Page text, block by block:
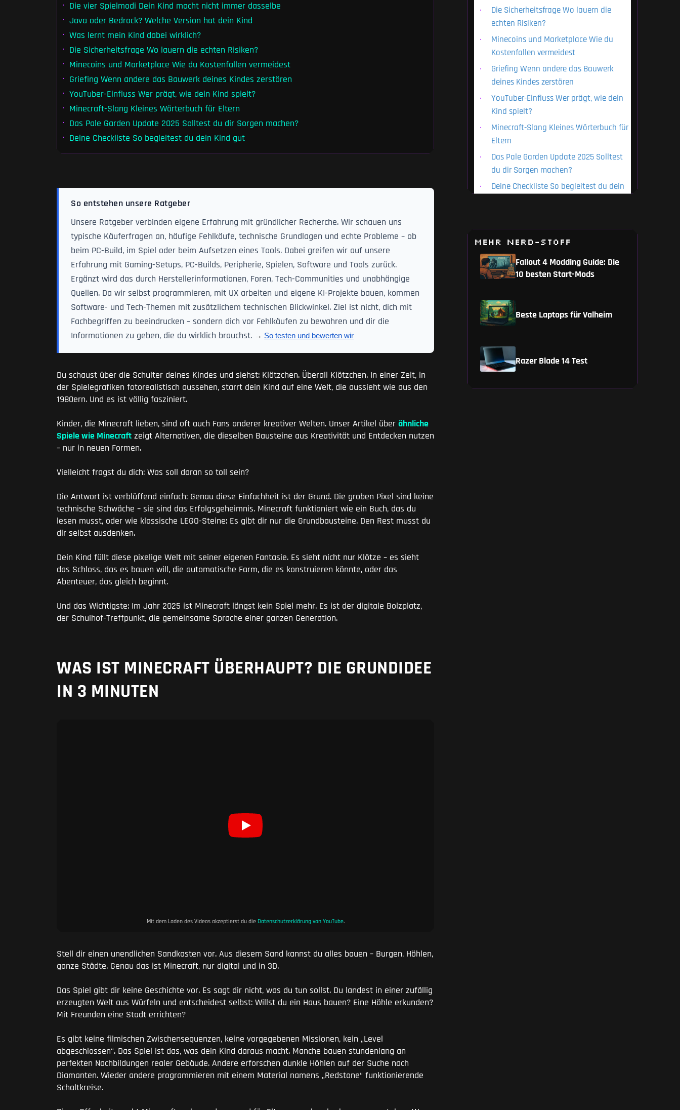
Die vier Spielmodi Dein Kind macht nicht immer dasselbe
Java oder Bedrock? Welche Version hat dein Kind
Was lernt mein Kind dabei wirklich?
Die Sicherheitsfrage Wo lauern die echten Risiken?
Minecoins und Marketplace Wie du Kostenfallen vermeidest
Griefing Wenn andere das Bauwerk deines Kindes zerstören
YouTuber-Einfluss Wer prägt, wie dein Kind spielt?
Minecraft-Slang Kleines Wörterbuch für Eltern
Das Pale Garden Update 2025 Solltest du dir Sorgen machen?
Deine Checkliste So begleitest du dein Kind gut
So entstehen unsere Ratgeber
Unsere Ratgeber verbinden eigene Erfahrung mit gründlicher Recherche. Wir schauen uns
typische Käuferfragen an, häufige Fehlkäufe, technische Grundlagen und echte Probleme – ob
beim PC-Build, im Spiel oder beim Aufsetzen eines Tools. Dabei greifen wir auf unsere
Erfahrung mit Gaming-Setups, PC-Builds, Peripherie, Spielen, Software und Tools zurück.
Ergänzt wird das durch Herstellerinformationen, Foren, Tech-Communities und unabhängige
Quellen. Da wir selbst programmieren, mit UX arbeiten und eigene KI-Projekte bauen, kommen
Software- und Tech-Themen mit zusätzlichem technischen Blickwinkel. Ziel ist nicht, dich mit
Fachbegriffen zu beeindrucken – sondern dich vor Fehlkäufen zu bewahren und dir die
Informationen zu geben, die du wirklich brauchst. → So testen und bewerten wir
Du schaust über die Schulter deines Kindes und siehst: Klötzchen. Überall Klötzchen. In einer Zeit, in
der Spielegrafiken fotorealistisch aussehen, starrt dein Kind auf eine Welt, die aussieht wie aus den
1980ern. Und es ist völlig fasziniert.
Kinder, die Minecraft lieben, sind oft auch Fans anderer kreativer Welten. Unser Artikel über ähnliche
Spiele wie Minecraft zeigt Alternativen, die dieselben Bausteine aus Kreativität und Entdecken nutzen
– nur in neuen Formen.
Vielleicht fragst du dich: Was soll daran so toll sein?
Die Antwort ist verblüffend einfach: Genau diese Einfachheit ist der Grund. Die groben Pixel sind keine
technische Schwäche – sie sind das Erfolgsgeheimnis. Minecraft funktioniert wie ein Buch, das du
lesen musst, oder wie klassische LEGO-Steine: Es gibt dir nur die Grundbausteine. Den Rest musst du
dir selbst ausdenken.
Dein Kind füllt diese pixelige Welt mit seiner eigenen Fantasie. Es sieht nicht nur Klötze – es sieht
das Schloss, das es bauen will, die automatische Farm, die es konstruieren könnte, oder das
Abenteuer, das gleich beginnt.
Und das Wichtigste: Im Jahr 2025 ist Minecraft längst kein Spiel mehr. Es ist der digitale Bolzplatz,
der Schulhof-Treffpunkt, die gemeinsame Sprache einer ganzen Generation.
WAS IST MINECRAFT ÜBERHAUPT? DIE GRUNDIDEE
IN 3 MINUTEN
Mit dem Laden des Videos akzeptierst du die Datenschutzerklärung von YouTube.
Stell dir einen unendlichen Sandkasten vor. Aus diesem Sand kannst du alles bauen – Burgen, Höhlen,
ganze Städte. Genau das ist Minecraft, nur digital und in 3D.
Das Spiel gibt dir keine Geschichte vor. Es sagt dir nicht, was du tun sollst. Du landest in einer zufällig
erzeugten Welt aus Würfeln und entscheidest selbst: Willst du ein Haus bauen? Eine Höhle erkunden?
Mit Freunden eine Stadt errichten?
Es gibt keine filmischen Zwischensequenzen, keine vorgegebenen Missionen, kein „Level
abgeschlossen“. Das Spiel ist das, was dein Kind daraus macht. Manche bauen stundenlang an
perfekten Nachbildungen realer Gebäude. Andere erforschen dunkle Höhlen auf der Suche nach
Diamanten. Wieder andere programmieren mit einem Material namens „Redstone“ funktionierende
Schaltkreise.
Die Sicherheitsfrage Wo lauern die
echten Risiken?
Minecoins und Marketplace Wie du
Kostenfallen vermeidest
Griefing Wenn andere das Bauwerk
deines Kindes zerstören
YouTuber-Einfluss Wer prägt, wie dein
Kind spielt?
Minecraft-Slang Kleines Wörterbuch für
Eltern
Das Pale Garden Update 2025 Solltest
du dir Sorgen machen?
Deine Checkliste So begleitest du dein
MEHR NERD-STOFF
Fallout 4 Modding Guide: Die
10 besten Start-Mods
Beste Laptops für Valheim
Razer Blade 14 Test